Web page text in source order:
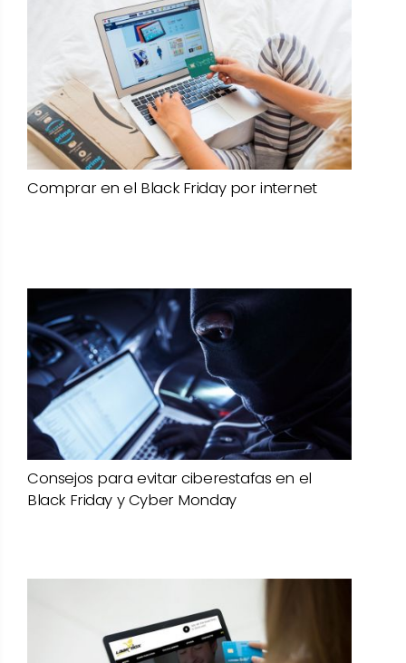
Comprar en el Black Friday por internet
Consejos para evitar ciberestafas en el
Black Friday y Cyber Monday